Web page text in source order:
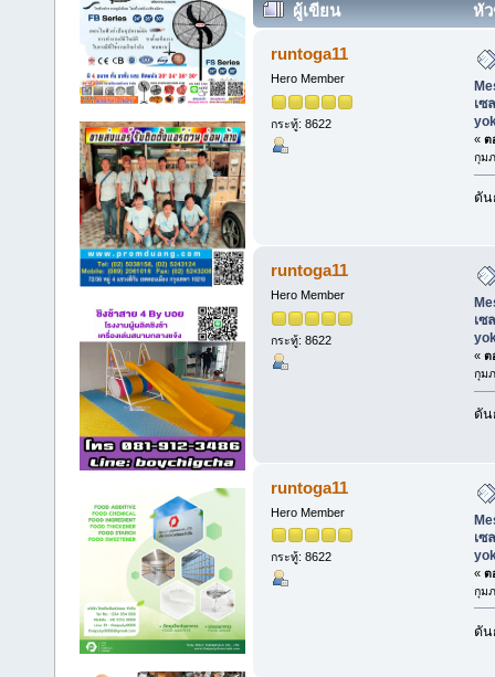
ผู้เขียน
หั
Meso Fat ราคาถูก, สเต็มเซล
runtoga11
Hero Member
กระทู้: 8622
เซ
« ต
กุม
ดัน
runtoga11
Hero Member
กระทู้: 8622
เซ
« ต
กุม
ดัน
runtoga11
Hero Member
กระทู้: 8622
เซ
« ต
กุม
ดัน